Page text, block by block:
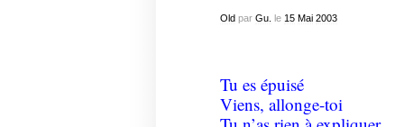
Oldpar Gu. le 15 Mai 2003
Tu es épuisé
Viens, allonge-toi